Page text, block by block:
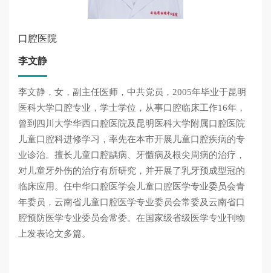
口腔医院
李文静
李文静，女，副主任医师，中共党员，2005年毕业于昆明
医科大学口腔专业，学士学位，从事口腔临床工作16年，
曾到四川大学华西口腔医院及昆明医科大学附属口腔医院
儿童口腔科进修学习，率先在本市开展儿童口腔疾病的专
业诊治。擅长儿童口腔龋病、牙髓病及根尖周病的治疗，
对儿童牙外伤的治疗有所研究，并开展了乳牙预成型冠的
临床应用。任中华口腔医学会儿童口腔医学专业委员会青
年委员，云南省儿童口腔医学专业委员会常委及云南省口
腔预防医学专业委员会常委。在国家级省级医学专业刊物
上发表论文多篇。